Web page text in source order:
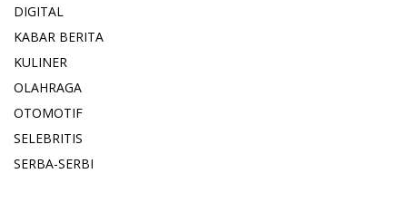
DIGITAL
KABAR BERITA
KULINER
OLAHRAGA
OTOMOTIF
SELEBRITIS
SERBA-SERBI